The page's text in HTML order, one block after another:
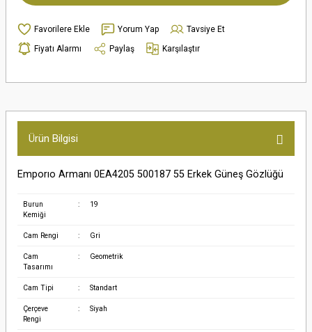
Yorum Yap
Tavsiye Et
Fiyatı Alarmı
Paylaş Karşılaştır
Ürün Bilgisi
Emporıo Armanı 0EA4205 500187 55 Erkek Güneş Gözlüğü
Burun
Kemiği
: 19
Cam Rengi : Gri
Cam
Tasarımı
: Geometrik
Cam Tipi : Standart
Çerçeve
Rengi
: Siyah